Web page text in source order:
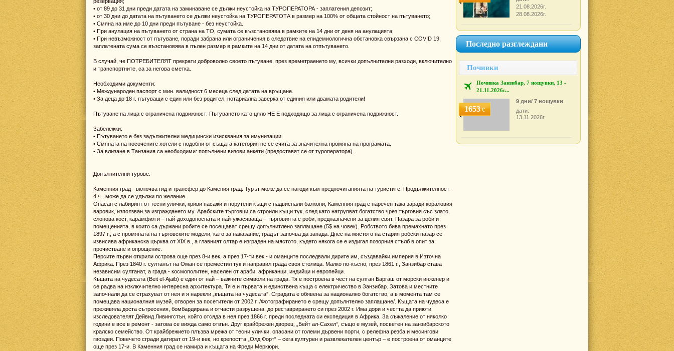
• от 89 до 31 дни преди датата на заминаване се дължи неустойка на ТУРОПЕРАТОРА - заплатения депозит;
• от 30 дни до датата на пътуването се дължи неустойка на ТУРОПЕРАТОТА в размер на 100% от общата стойност на пътуването;
• Смяна на име до 10 дни преди пътуване - без неустойка.
• При анулация на пътуването от страна на ТО, сумата се възстановява в рамките на 14 дни от деня на анулацията;
• При невъзможност от пътуване, поради забрана или ограничения в следствие на епидемиологична обстановка свързана с COVID 19,
заплатената сума се възстановява в пълен размер в рамките на 14 дни от датата на отпътуването.
В случай, че ПОТРЕБИТЕЛЯТ прекрати доброволно своето пътуване, през времетраенето му, всички допълнителни разходи, включително
и транспортните, са за негова сметка.
Необходими документи:
• Международен паспорт с мин. валидност 6 месеца след датата на връщане.
• За деца до 18 г. пътуващи с един или без родител, нотариална заверка от единия или двамата родители!
Пътуване на лица с ограничена подвижност: Пътуването като цяло НЕ Е подходящо за лица с ограничена подвижност.
Забележки:
• Пътуването е без задължителни медицински изисквания за имунизации.
• Смяната на посочените хотели с подобни от същата категория не се счита за значителна промяна на програмата.
• За влизане в Танзания са необходими: попълнени визови анкети (предоставят се от туроператора).
Допълнителни турове:
Каменния град - включва гид и трансфер до Камения град. Турът може да се нагоди към предпочитанията на туристите. Продължителност -
4 ч., може да се удължи по желание
Опасан с лабиринт от тесни улички, криви пасажи и порутени къщи с надвиснали балкони, Каменния град е наречен така заради кораловия
варовик, използван за изграждането му. Арабските търговци са строили къщи тук, след като натрупват богатство чрез търговия със злато,
слонова кост, карамфил и – най-доходоносната и най-ужасяваща – търговията с роби, предназначени за целия свят. Пазара за роби и
помещенията, в които са държани робите се посещават срещу допълнитлено заплащане (5$ на човек). Робството бива премахнато през
1897 г., а с промяната на търговските модели, като за наказание, градът започва да запада. Днес на мястото на стария робски пазар се
извисява африканска църква от ХІХ в., а главният олтар е изграден на мястото, където някога се е издигал позорния стълб в опит за
прочистване и опрощение.
Персите първи открили острова още през 8-и век, а през 17-ти век - и оманците последвали дирите им, създавайки империя в Източна
Африка. През 1840 г. султанът на Оман се преместил тук и направил града своя столица. Малко по-късно, през 1861 г., Занзибар става
независим султанат, а града - космополитен, населен от араби, африканци, индийци и европейци.
Къщата на чудесата (Beit el-Ajaib) е един от най – важните символи на града. Тя е построена в чест на султан Баргаш от морски инженер и
се радва на изключително интересна архитектура. Тя е и първата и единствена къща с електричество в Занзибар. Затова и местните
започнали да се страхуват от нея и я нарекли „къщата на чудесата”. Сградата е обявена за национално богатство, а в момента там се
помещава националния музей, отворен за посетители от 2002 г. /Фотографирането е срещу допълнтелно заплащане/. Къщата на чудеса е
преживяла доста сътресения, бомбардирана и отчасти разрушена, до реставрирането си през 2002 г. Има дори и честта да приюти
изследователят Дейвид Ливингстън, който отсяда в нея през 1866 г. преди последната си експедиция в Африка. За съжаление от няколко
години е все в ремонт - затова се вижда само отвън. Друг крайбрежен дворец, „Бейт ал-Сахел“, също е музей, посветен на занзибарското
кралско семейство. От крайбрежието плъзва мрежа от тесни улички, опасани от големи дървени порти, с релефна резба и месингови
гвоздеи. Повечето сгради датират от 19-и век, но крепостта „Олд Форт“ – сега културен и развлекателен център – е построена от оманците
още през 17-и. В Каменния град се намира и къщата на Фреди Меркюри.
21.08.2026г.
28.08.2026г.
Последно разглеждани
Почивки
Почивка Занзибар, 7 нощувки, 13 -
21.11.2026г...
1653€
9 дни/ 7 нощувки
дати:
13.11.2026г.